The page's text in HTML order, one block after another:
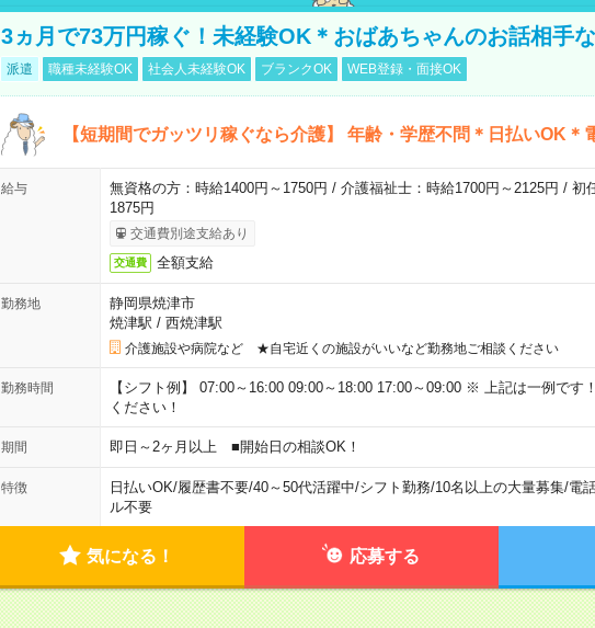
3ヵ月で73万円稼ぐ！未経験OK＊おばあちゃんのお話相手
派遣 職種未経験OK 社会人未経験OK ブランクOK WEB登録・面接OK
【短期間でガッツリ稼ぐなら介護】 年齢・学歴不問＊日払いOK＊
給与
無資格の方：時給1400円～1750円 / 介護福祉士：時給1700円～2125円 / 初
1875円
交通費別途支給あり
交通費 全額支給
勤務地
静岡県焼津市
焼津駅 / 西焼津駅
介護施設や病院など ★自宅近くの施設がいいなど勤務地ご相談ください
勤務時間
【シフト例】 07:00～16:00 09:00～18:00 17:00～09:00 ※ 上記は一例です
ください！
期間 即日～2ヶ月以上 ■開始日の相談OK！
特徴 日払いOK/履歴書不要/40～50代活躍中/シフト勤務/10名以上の大量募集/電
ル不要
気になる！ 応募する